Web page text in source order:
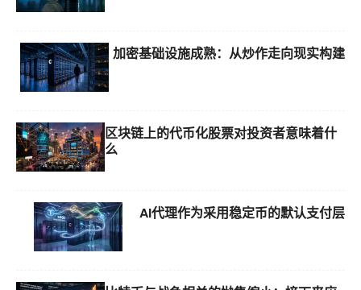
加密基础设施成熟：从炒作走向现实构建
区块链上的代币化股票对投资者意味着什
么
AI代理作为采用稳定币的默认支付层